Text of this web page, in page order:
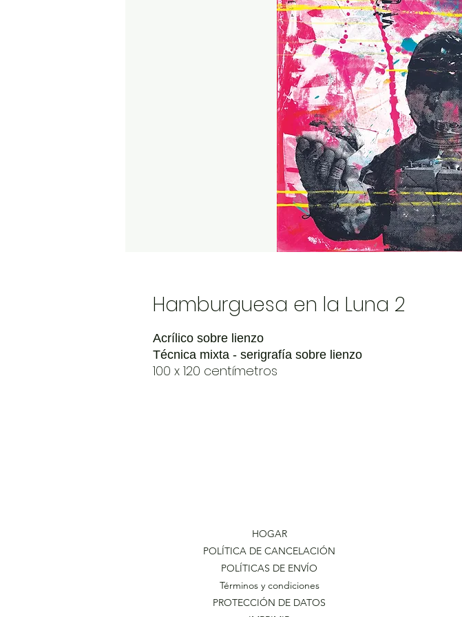
Hamburguesa en la Luna 2
Acrílico sobre lienzo
Técnica mixta - serigrafía sobre lienzo
100 x 120 centímetros
HOGAR
POLÍTICA DE CANCELACIÓN
POLÍTICAS DE ENVÍO
Términos y condiciones
PROTECCIÓN DE DATOS